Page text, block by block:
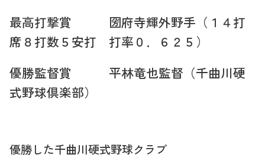
最高打撃賞 圀府寺輝外野手（１４打
席８打数５安打 打率０．６２５）
優勝監督賞 平林竜也監督（千曲川硬
式野球倶楽部）
優勝した千曲川硬式野球クラブ